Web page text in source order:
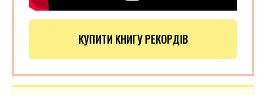
КУПИТИ КНИГУ РЕКОРДІВ